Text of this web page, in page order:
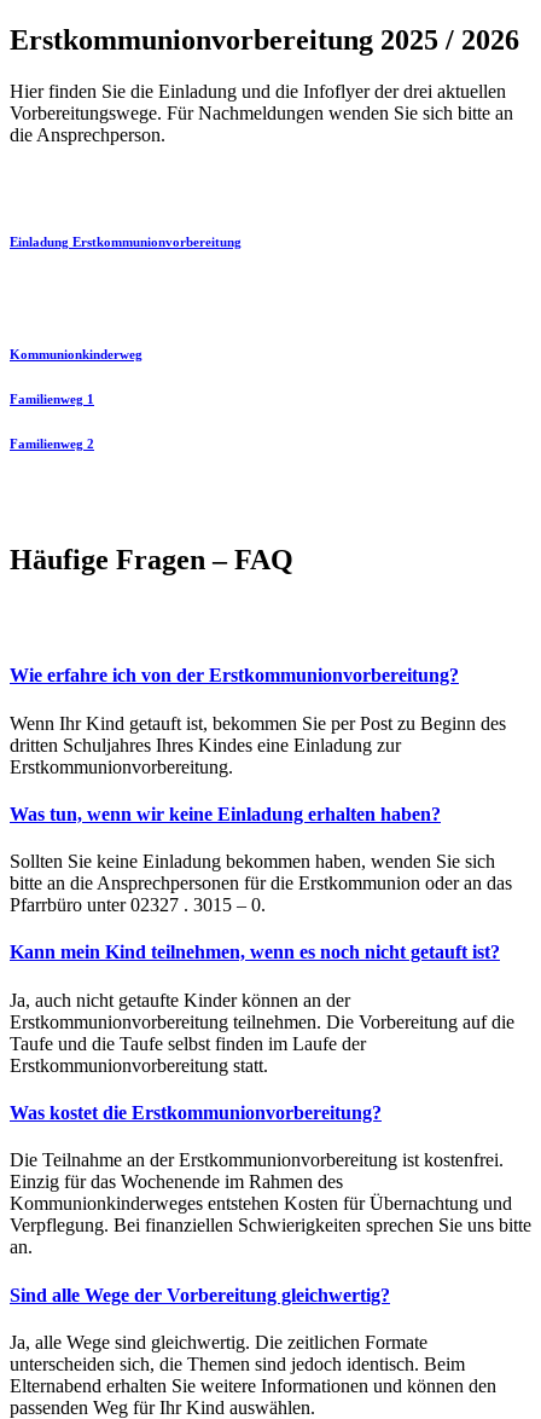
Erstkommunionvorbereitung 2025 / 2026
Hier finden Sie die Einladung und die Infoflyer der drei aktuellen
Vorbereitungswege. Für Nachmeldungen wenden Sie sich bitte an
die Ansprechperson.
Einladung Erstkommunionvorbereitung
Kommunionkinderweg
Familienweg 1
Familienweg 2
Häufige Fragen – FAQ
Wie erfahre ich von der Erstkommunionvorbereitung?
Wenn Ihr Kind getauft ist, bekommen Sie per Post zu Beginn des
dritten Schuljahres Ihres Kindes eine Einladung zur
Erstkommunionvorbereitung.
Was tun, wenn wir keine Einladung erhalten haben?
Sollten Sie keine Einladung bekommen haben, wenden Sie sich
bitte an die Ansprechpersonen für die Erstkommunion oder an das
Pfarrbüro unter 02327 . 3015 – 0.
Kann mein Kind teilnehmen, wenn es noch nicht getauft ist?
Ja, auch nicht getaufte Kinder können an der
Erstkommunionvorbereitung teilnehmen. Die Vorbereitung auf die
Taufe und die Taufe selbst finden im Laufe der
Erstkommunionvorbereitung statt.
Was kostet die Erstkommunionvorbereitung?
Die Teilnahme an der Erstkommunionvorbereitung ist kostenfrei.
Einzig für das Wochenende im Rahmen des
Kommunionkinderweges entstehen Kosten für Übernachtung und
Verpflegung. Bei finanziellen Schwierigkeiten sprechen Sie uns bitte
an.
Sind alle Wege der Vorbereitung gleichwertig?
Ja, alle Wege sind gleichwertig. Die zeitlichen Formate
unterscheiden sich, die Themen sind jedoch identisch. Beim
Elternabend erhalten Sie weitere Informationen und können den
passenden Weg für Ihr Kind auswählen.